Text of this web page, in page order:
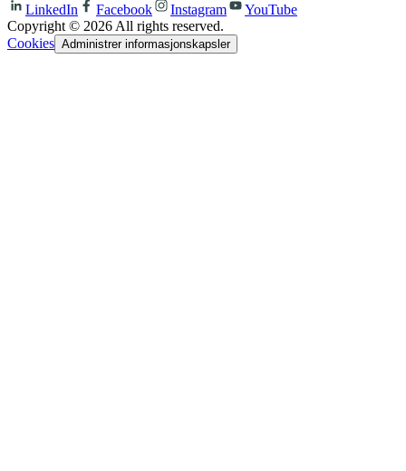
LinkedIn Facebook Instagram
YouTube
Copyright © 2026 All rights reserved.
Cookies Administrer informasjonskapsler